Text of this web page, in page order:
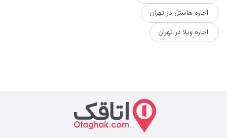
اجاره هاستل در تهران
اجاره ویلا در تهران